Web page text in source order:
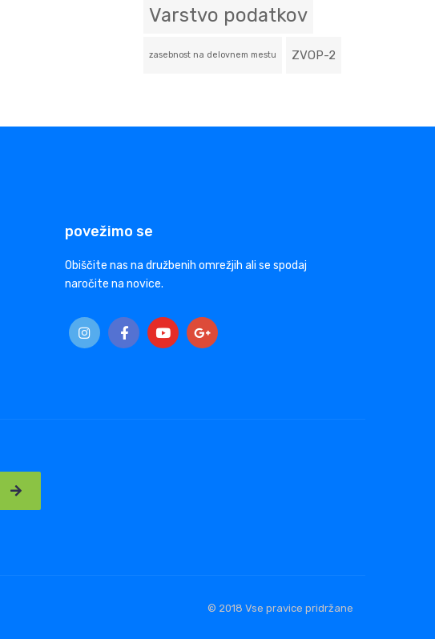
Varstvo podatkov
zasebnost na delovnem mestu ZVOP-2
povežimo se
Obiščite nas na družbenih omrežjih ali se spodaj
naročite na novice.
© 2018 Vse pravice pridržane